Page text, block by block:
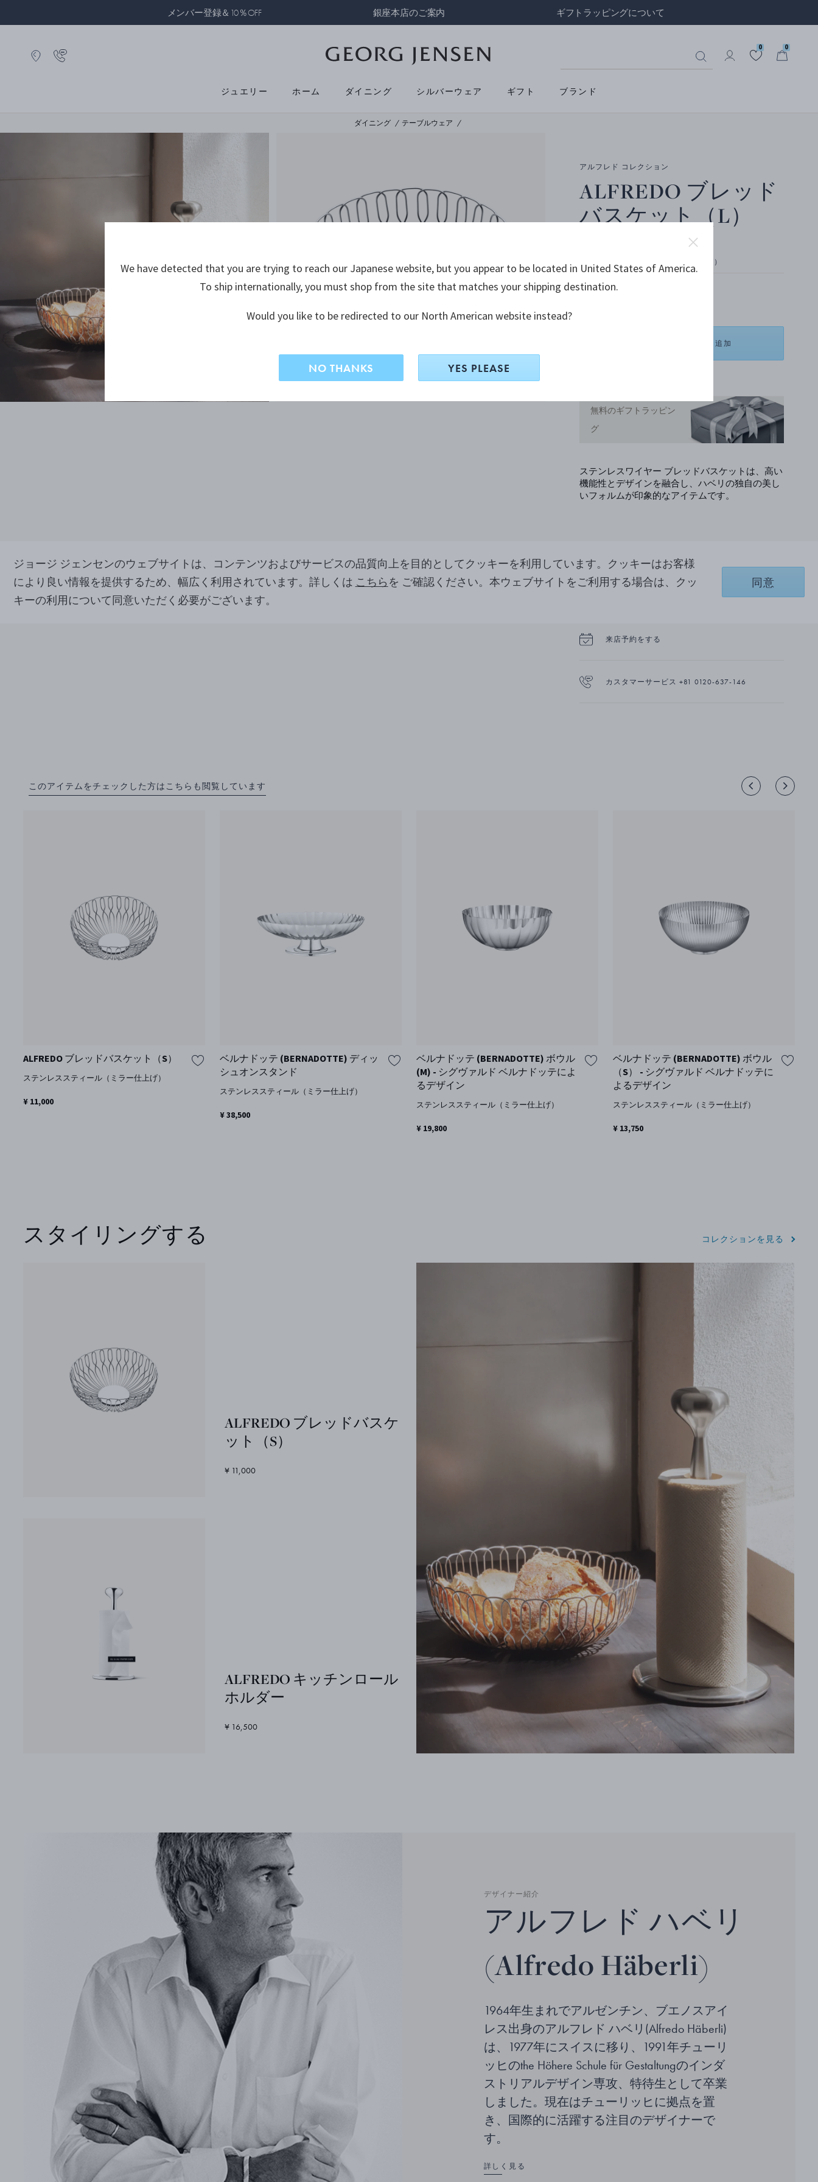
メンバー登録＆10％OFF 銀座本店のご案内 ギフトラッピングについて
0 0
ジュエリー ホーム ダイニング シルバーウェア ギフト ブランド
ダイニング テーブルウェア
アルフレド コレクション
ALFREDO ブレッド
バスケット（L）
ステンレススティール（ミラー仕上げ）
ショッピングバッグに追加
無料のギフトラッピン
グ
ステンレスワイヤー ブレッドバスケットは、高い
機能性とデザインを融合し、ハベリの独自の美し
いフォルムが印象的なアイテムです。
商品詳細
配送と返品
来店予約をする
カスタマーサービス +81 0120-637-146
このアイテムをチェックした方はこちらも閲覧しています
ALFREDO ブレッドバスケット（S）
ステンレススティール（ミラー仕上げ）
¥ 11,000
ベルナドッテ (BERNADOTTE) ディッ
シュオンスタンド
ステンレススティール（ミラー仕上げ）
¥ 38,500
ベルナドッテ (BERNADOTTE) ボウル
(M) - シグヴァルド ベルナドッテによ
るデザイン
ステンレススティール（ミラー仕上げ）
¥ 19,800
ベルナドッテ (BERNADOTTE) ボウル
（S） - シグヴァルド ベルナドッテに
よるデザイン
ステンレススティール（ミラー仕上げ）
¥ 13,750
コレクションを見る
スタイリングする
ALFREDO ブレッドバスケ
ット（S）
¥ 11,000
ALFREDO キッチンロール
ホルダー
¥ 16,500
デザイナー紹介
アルフレド ハベリ
(Alfredo Häberli)
1964年生まれでアルゼンチン、ブエノスアイ
レス出身のアルフレド ハベリ(Alfredo Häberli)
は、1977年にスイスに移り、1991年チューリ
ッヒのthe Höhere Schule für Gestaltungのインダ
ストリアルデザイン専攻、特待生として卒業
しました。現在はチューリッヒに拠点を置
き、国際的に活躍する注目のデザイナーで
す。
詳しく見る
ジョージ ジェンセンのウェブサイトは、コンテンツおよびサービスの品質向上を目的としてクッキーを利用しています。クッキーはお客様
により良い情報を提供するため、幅広く利用されています。詳しくは こちら を ご確認ください。本ウェブサイトをご利用する場合は、クッ
キーの利用について同意いただく必要がございます。
同意
We have detected that you are trying to reach our Japanese website, but you appear to be located in United States of America.
To ship internationally, you must shop from the site that matches your shipping destination.
Would you like to be redirected to our North American website instead?
NO THANKS YES PLEASE